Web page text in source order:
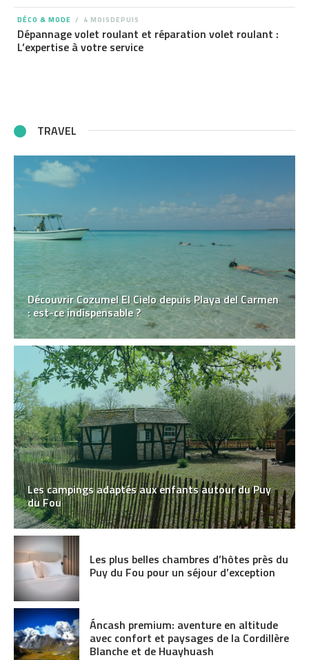
DÉCO & MODE 4 MOISDEPUIS
Dépannage volet roulant et réparation volet roulant :
L’expertise à votre service
TRAVEL
Découvrir Cozumel El Cielo depuis Playa del Carmen
: est-ce indispensable ?
Les campings adaptés aux enfants autour du Puy
du Fou
Les plus belles chambres d’hôtes près du
Puy du Fou pour un séjour d’exception
Áncash premium: aventure en altitude
avec confort et paysages de la Cordillère
Blanche et de Huayhuash